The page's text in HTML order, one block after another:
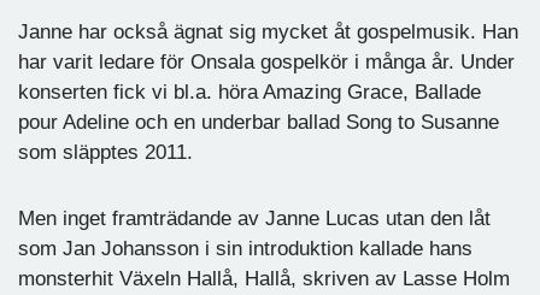
Janne har också ägnat sig mycket åt gospelmusik. Han
har varit ledare för Onsala gospelkör i många år. Under
konserten fick vi bl.a. höra Amazing Grace, Ballade
pour Adeline och en underbar ballad Song to Susanne
som släpptes 2011.
Men inget framträdande av Janne Lucas utan den låt
som Jan Johansson i sin introduktion kallade hans
monsterhit Växeln Hallå, Hallå, skriven av Lasse Holm